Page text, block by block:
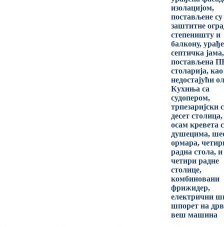
изолацијом,
постављене су
заштитне
степеништу и
балкону,
септичка јама,
постављена
столарија,
недостајући
Кухиња са
судопером,
трпезаријски
десет
осам кревета
душецима,
ормара,
радна стола, и
четири радне
столице,
комбиновани
фрижидер,
електрични
шпорет на
веш машина